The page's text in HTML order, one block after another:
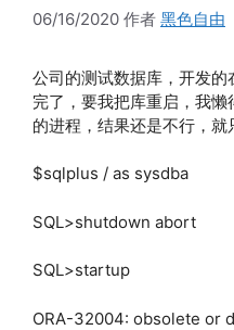
06/16/2020 作者 黑色自由
公司的测试数据库，开发
完了，要我把库重启，我
的进程，结果还是不行，就
$sqlplus / as sysdba
SQL>shutdown abort
SQL>startup
ORA-32004: obsolete or